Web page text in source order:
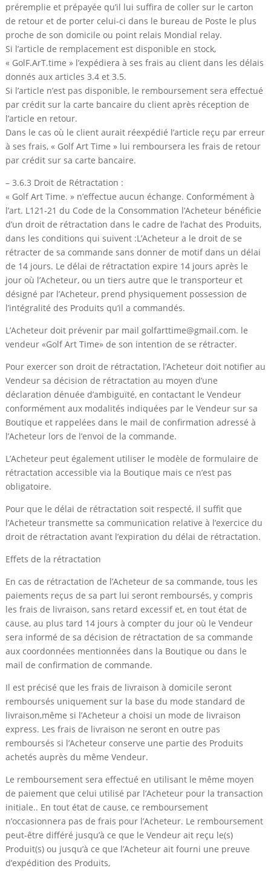
préremplie et prépayée qu’il lui suffira de coller sur le carton
de retour et de porter celui-ci dans le bureau de Poste le plus
proche de son domicile ou point relais Mondial relay.
Si l’article de remplacement est disponible en stock,
« GolF.ArT.time » l’expédiera à ses frais au client dans les délais
donnés aux articles 3.4 et 3.5.
Si l’article n’est pas disponible, le remboursement sera effectué
par crédit sur la carte bancaire du client après réception de
l’article en retour.
Dans le cas où le client aurait réexpédié l’article reçu par erreur
à ses frais, « Golf Art Time » lui remboursera les frais de retour
par crédit sur sa carte bancaire.
– 3.6.3 Droit de Rétractation :
« Golf Art Time. » n’effectue aucun échange. Conformément à
l’art. L121-21 du Code de la Consommation l’Acheteur bénéficie
d’un droit de rétractation dans le cadre de l’achat des Produits,
dans les conditions qui suivent :L’Acheteur a le droit de se
rétracter de sa commande sans donner de motif dans un délai
de 14 jours. Le délai de rétractation expire 14 jours après le
jour où l’Acheteur, ou un tiers autre que le transporteur et
désigné par l’Acheteur, prend physiquement possession de
l’intégralité des Produits qu’il a commandés.
L’Acheteur doit prévenir par mail golfarttime@gmail.com. le
vendeur «Golf Art Time» de son intention de se rétracter.
Pour exercer son droit de rétractation, l’Acheteur doit notifier au
Vendeur sa décision de rétractation au moyen d’une
déclaration dénuée d’ambiguïté, en contactant le Vendeur
conformément aux modalités indiquées par le Vendeur sur sa
Boutique et rappelées dans le mail de confirmation adressé à
l’Acheteur lors de l’envoi de la commande.
L’Acheteur peut également utiliser le modèle de formulaire de
rétractation accessible via la Boutique mais ce n’est pas
obligatoire.
Pour que le délai de rétractation soit respecté, il suffit que
l’Acheteur transmette sa communication relative à l’exercice du
droit de rétractation avant l’expiration du délai de rétractation.
Effets de la rétractation
En cas de rétractation de l’Acheteur de sa commande, tous les
paiements reçus de sa part lui seront remboursés, y compris
les frais de livraison, sans retard excessif et, en tout état de
cause, au plus tard 14 jours à compter du jour où le Vendeur
sera informé de sa décision de rétractation de sa commande
aux coordonnées mentionnées dans la Boutique ou dans le
mail de confirmation de commande.
Il est précisé que les frais de livraison à domicile seront
remboursés uniquement sur la base du mode standard de
livraison,même si l’Acheteur a choisi un mode de livraison
express. Les frais de livraison ne seront en outre pas
remboursés si l’Acheteur conserve une partie des Produits
achetés auprès du même Vendeur.
Le remboursement sera effectué en utilisant le même moyen
de paiement que celui utilisé par l’Acheteur pour la transaction
initiale.. En tout état de cause, ce remboursement
n’occasionnera pas de frais pour l’Acheteur. Le remboursement
peut-être différé jusqu’à ce que le Vendeur ait reçu le(s)
Produit(s) ou jusqu’à ce que l’Acheteur ait fourni une preuve
d’expédition des Produits,